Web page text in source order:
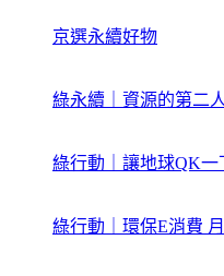
京選永續好物
綠永續｜資源的第二
綠行動｜讓地球QK一
綠行動｜環保E消費